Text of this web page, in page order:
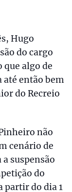
Hugo
do cargo
algo de
até então bem
do Recreio
não
cenário de
suspensão
do
partir do dia 1